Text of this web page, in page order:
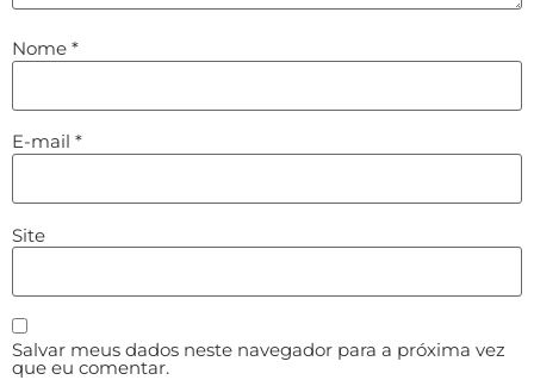
Nome *
E-mail *
Site
Salvar meus dados neste navegador para a próxima vez
que eu comentar.